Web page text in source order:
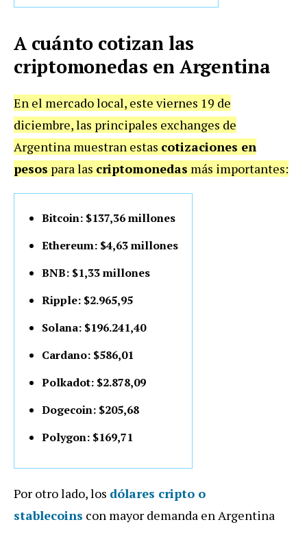
A cuánto cotizan las
criptomonedas en Argentina
En el mercado local, este viernes 19 de
diciembre, las principales exchanges de
Argentina muestran estas cotizaciones en
pesos para las criptomonedas más importantes:
Bitcoin: $137,36 millones
Ethereum: $4,63 millones
BNB: $1,33 millones
Ripple: $2.965,95
Solana: $196.241,40
Cardano: $586,01
Polkadot: $2.878,09
Dogecoin: $205,68
Polygon: $169,71
Por otro lado, los dólares cripto o
stablecoins con mayor demanda en Argentina